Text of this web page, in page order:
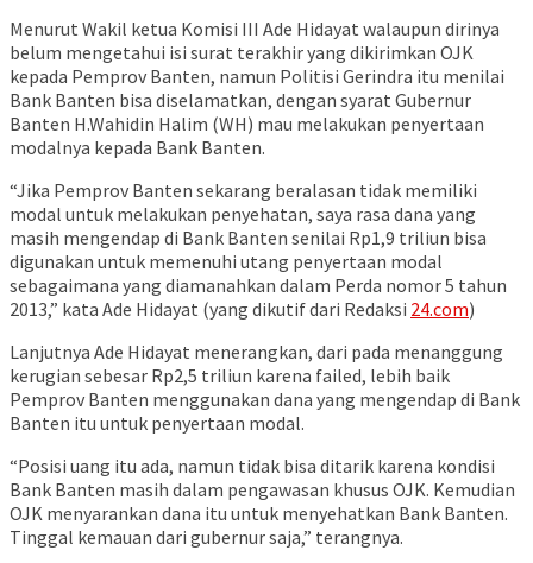
Menurut Wakil ketua Komisi III Ade Hidayat walaupun dirinya
belum mengetahui isi surat terakhir yang dikirimkan OJK
kepada Pemprov Banten, namun Politisi Gerindra itu menilai
Bank Banten bisa diselamatkan, dengan syarat Gubernur
Banten H.Wahidin Halim (WH) mau melakukan penyertaan
modalnya kepada Bank Banten.
“Jika Pemprov Banten sekarang beralasan tidak memiliki
modal untuk melakukan penyehatan, saya rasa dana yang
masih mengendap di Bank Banten senilai Rp1,9 triliun bisa
digunakan untuk memenuhi utang penyertaan modal
sebagaimana yang diamanahkan dalam Perda nomor 5 tahun
2013,” kata Ade Hidayat (yang dikutif dari Redaksi 24.com)
Lanjutnya Ade Hidayat menerangkan, dari pada menanggung
kerugian sebesar Rp2,5 triliun karena failed, lebih baik
Pemprov Banten menggunakan dana yang mengendap di Bank
Banten itu untuk penyertaan modal.
“Posisi uang itu ada, namun tidak bisa ditarik karena kondisi
Bank Banten masih dalam pengawasan khusus OJK. Kemudian
OJK menyarankan dana itu untuk menyehatkan Bank Banten.
Tinggal kemauan dari gubernur saja,” terangnya.